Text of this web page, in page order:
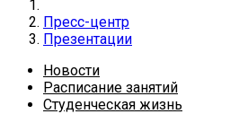
Пресс-центр
Презентации
Новости
Расписание занятий
Студенческая жизнь